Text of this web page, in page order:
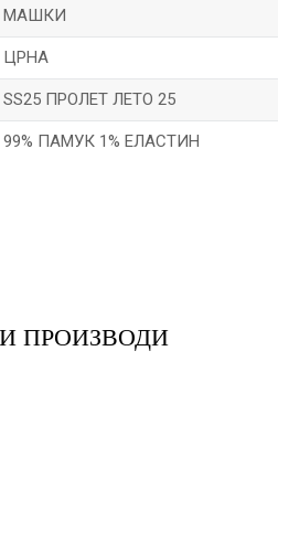
МАШКИ
ЦРНА
SS25 ПРОЛЕТ ЛЕТО 25
99% ПАМУК 1% ЕЛАСТИН
ПРОИЗВОДИ